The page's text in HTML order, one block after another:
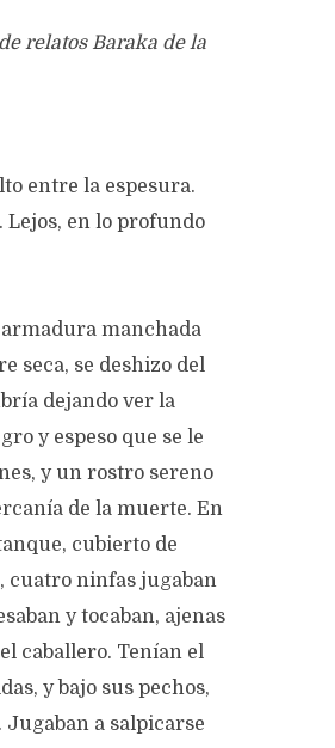
relatos Baraka de la
entre la espesura.
Lejos, en lo profundo
manchada
seca, se deshizo del
dejando ver la
y espeso que se le
y un rostro sereno
de la muerte. En
cubierto de
cuatro ninfas jugaban
y tocaban, ajenas
caballero. Tenían el
y bajo sus pechos,
Jugaban a salpicarse